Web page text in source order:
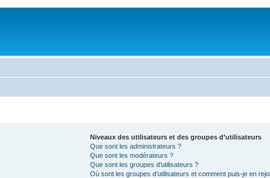
Niveaux des utilisateurs et des groupes d’utilisateurs
Que sont les administrateurs ?
Que sont les modérateurs ?
Que sont les groupes d’utilisateurs ?
Où sont les groupes d’utilisateurs et comment puis-je en